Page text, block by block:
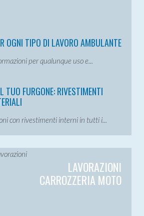
OGNI TIPO DI LAVORO AMBULANTE
per qualunque uso e...
TUO FURGONE: RIVESTIMENTI
con rivestimenti interni in tutti i...
LAVORAZIONI
CARROZZERIA MOTO